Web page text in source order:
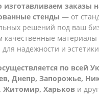
изготавливаем заказы
стенды — от
решений под ваш
качественные
для надежности и
по всей
Днепр, Запорожье,
Житомир, Харьков и